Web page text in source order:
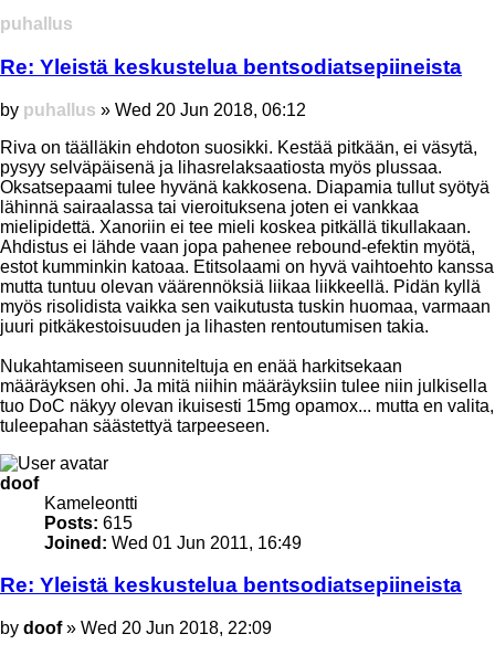
puhallus
Re: Yleistä keskustelua bentsodiatsepiineista
Post
by puhallus » Wed 20 Jun 2018, 06:12
Riva on täälläkin ehdoton suosikki. Kestää pitkään, ei väsytä,
pysyy selväpäisenä ja lihasrelaksaatiosta myös plussaa.
Oksatsepaami tulee hyvänä kakkosena. Diapamia tullut syötyä
lähinnä sairaalassa tai vieroituksena joten ei vankkaa
mielipidettä. Xanoriin ei tee mieli koskea pitkällä tikullakaan.
Ahdistus ei lähde vaan jopa pahenee rebound-efektin myötä,
estot kumminkin katoaa. Etitsolaami on hyvä vaihtoehto kanssa
mutta tuntuu olevan väärennöksiä liikaa liikkeellä. Pidän kyllä
myös risolidista vaikka sen vaikutusta tuskin huomaa, varmaan
juuri pitkäkestoisuuden ja lihasten rentoutumisen takia.
Nukahtamiseen suunniteltuja en enää harkitsekaan
määräyksen ohi. Ja mitä niihin määräyksiin tulee niin julkisella
tuo DoC näkyy olevan ikuisesti 15mg opamox... mutta en valita,
tuleepahan säästettyä tarpeeseen.
doof
Kameleontti
Posts: 615
Joined: Wed 01 Jun 2011, 16:49
Re: Yleistä keskustelua bentsodiatsepiineista
Post
by doof» Wed 20 Jun 2018, 22:09